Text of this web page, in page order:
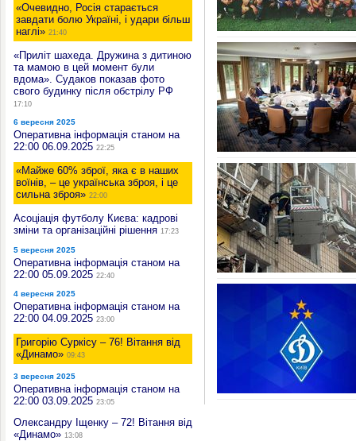
«Очевидно, Росія старається
завдати болю Україні, і удари більш
наглі» 21:40
«Приліт шахеда. Дружина з дитиною
та мамою в цей момент були
вдома». Судаков показав фото
свого будинку після обстрілу РФ
17:10
6 вересня 2025
Оперативна інформація станом на
22:00 06.09.2025 22:25
«Майже 60% зброї, яка є в наших
воїнів, – це українська зброя, і це
сильна зброя» 22:00
Асоціація футболу Києва: кадрові
зміни та організаційні рішення 17:23
5 вересня 2025
Оперативна інформація станом на
22:00 05.09.2025 22:40
4 вересня 2025
Оперативна інформація станом на
22:00 04.09.2025 23:00
Григорію Суркісу – 76! Вітання від
«Динамо» 09:43
3 вересня 2025
Оперативна інформація станом на
22:00 03.09.2025 23:05
Олександру Іщенку – 72! Вітання від
«Динамо» 13:08